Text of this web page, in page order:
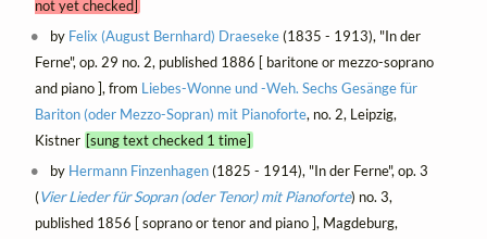
not yet checked]
by Felix (August Bernhard) Draeseke(1835 - 1913), "In der
Ferne", op. 29 no. 2, published 1886 [ baritone or mezzo-soprano
and piano ], from Liebes-Wonne und -Weh. Sechs Gesänge für
Bariton (oder Mezzo-Sopran) mit Pianoforte, no. 2, Leipzig,
Kistner [sung text checked 1 time]
by Hermann Finzenhagen(1825 - 1914), "In der Ferne", op. 3
(Vier Lieder für Sopran (oder Tenor) mit Pianoforte) no. 3,
published 1856 [ soprano or tenor and piano ], Magdeburg,